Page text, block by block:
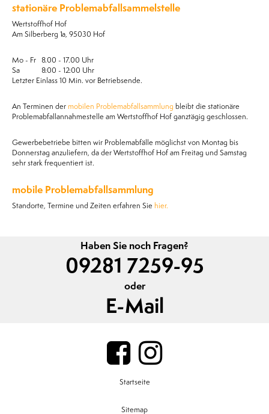
stationäre Problemabfallsammelstelle
Wertstoffhof Hof
Am Silberberg 1a, 95030 Hof
Mo - Fr 8.00 - 17.00 Uhr
Sa 8:00 - 12:00 Uhr
Letzter Einlass 10 Min. vor Betriebsende.
An Terminen der mobilen Problemabfallsammlung bleibt die stationäre
Problemabfallannahmestelle am Wertstoffhof Hof ganztägig geschlossen.
Gewerbebetriebe bitten wir Problemabfälle möglichst von Montag bis
Donnerstag anzuliefern, da der Wertstoffhof Hof am Freitag und Samstag
sehr stark frequentiert ist.
mobile Problemabfallsammlung
Standorte, Termine und Zeiten erfahren Sie hier.
Haben Sie noch Fragen?
09281 7259-95
oder
E-Mail
Startseite
Sitemap